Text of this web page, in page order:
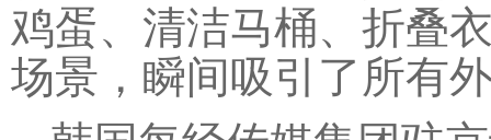
鸡蛋、清洁马桶、折叠
场景，瞬间吸引了所有